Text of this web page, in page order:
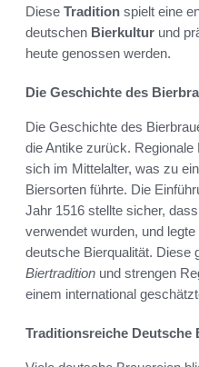
Diese Tradition spielt eine
deutschen Bierkultur und
heute genossen werden.
Die Geschichte des
Die Geschichte des
die Antike zurück.
sich im Mittelalter, was zu
Biersorten führte. Die
Jahr 1516 stellte sicher,
verwendet wurden, und
deutsche Bierqualität. Diese
Biertradition und strengen
einem international
Traditionsreiche Deutsche